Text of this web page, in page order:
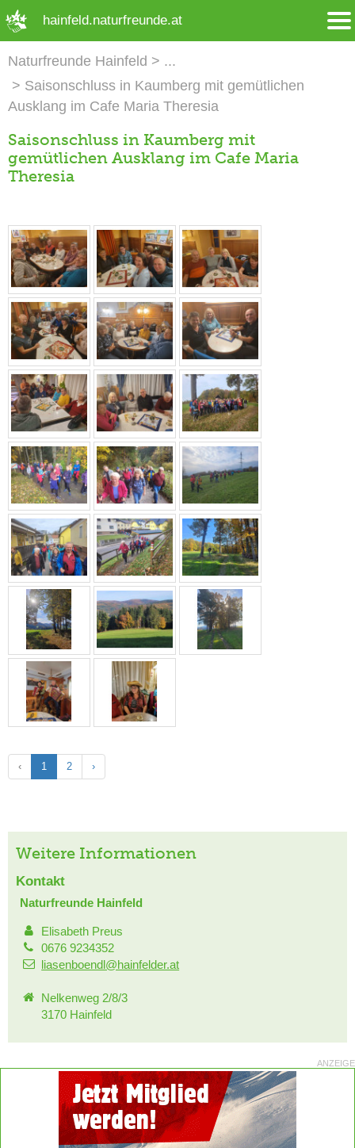
hainfeld.naturfreunde.at
Naturfreunde Hainfeld
Saisonschluss in Kaumberg mit gemütlichen
Ausklang im Cafe Maria Theresia
Saisonschluss in Kaumberg mit
gemütlichen Ausklang im Cafe Maria
Theresia
‹ 1 2 ›
Weitere Informationen
Kontakt
Naturfreunde Hainfeld
Elisabeth Preus
0676 9234352
liasenboendl@hainfelder.at
Nelkenweg 2/8/3
3170 Hainfeld
ANZEIGE